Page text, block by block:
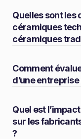
Quelles sont les
céramiques
céramiques
Comment
d’une
Quel est
sur les
?